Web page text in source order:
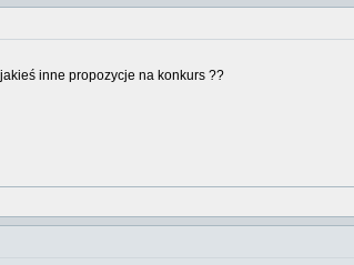
inne propozycje na konkurs ??